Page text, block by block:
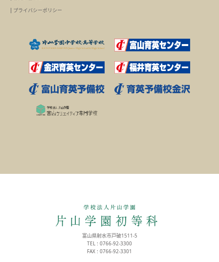
プライバシーポリシー
富山県射水市戸破1511-5
TEL : 0766-92-3300
FAX : 0766-92-3301